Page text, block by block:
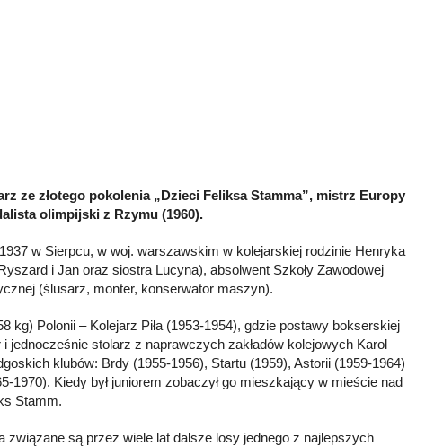
ze złotego pokolenia „Dzieci Feliksa Stamma”, mistrz Europy
olimpijski z Rzymu (1960).
w Sierpcu, w woj. warszawskim w kolejarskiej rodzinie Henryka
i Jan oraz siostra Lucyna), absolwent Szkoły Zawodowej
(ślusarz, monter, konserwator maszyn).
kg) Polonii – Kolejarz Piła (1953-1954), gdzie postawy bokserskiej
i jednocześnie stolarz z naprawczych zakładów kolejowych Karol
klubów: Brdy (1955-1956), Startu (1959), Astorii (1959-1964)
1970). Kiedy był juniorem zobaczył go mieszkający w mieście nad
Stamm.
związane są przez wiele lat dalsze losy jednego z najlepszych